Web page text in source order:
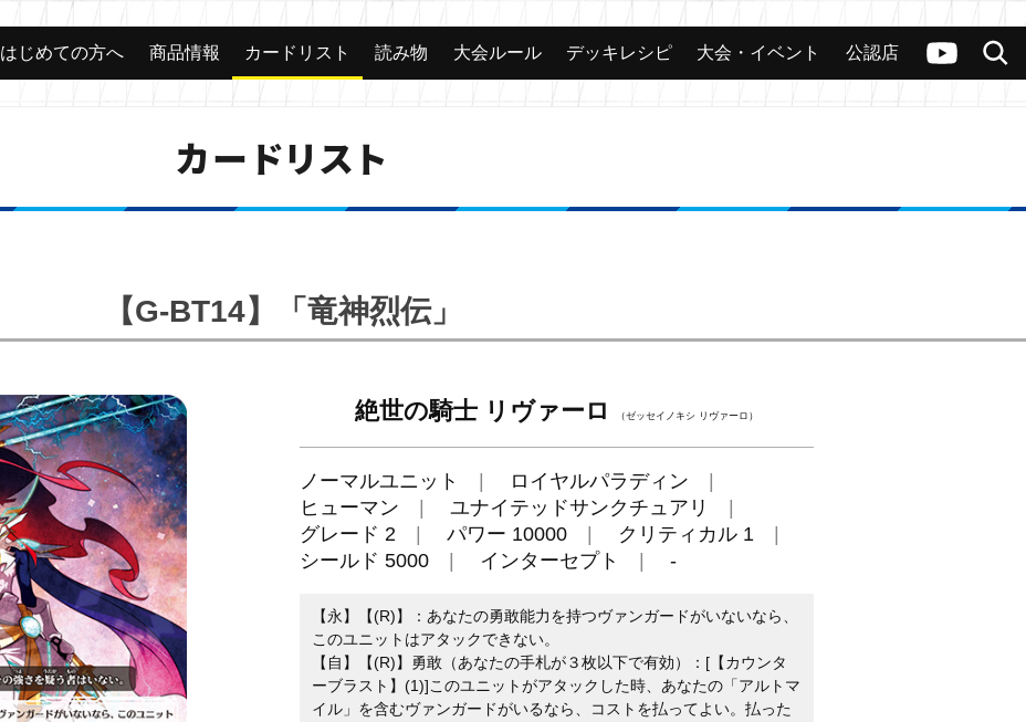
ヴァンガードch
検索
カード 大会 公認店舗 その他
はじめての方へ 商品情報 カードリスト 読み物 大会ルール デッキレシピ 大会・イベント 公認店
カードリスト
【G-BT14】「竜神烈伝」
絶世の騎士 リヴァーロ （ゼッセイノキシ リヴァーロ）
ノーマルユニット
ロイヤルパラディン
ヒューマン
ユナイテッドサンクチュアリ
グレード 2
パワー 10000
クリティカル 1
シールド 5000
インターセプト -
【永】【(R)】：あなたの勇敢能力を持つヴァンガードがいないなら、
このユニットはアタックできない。
【自】【(R)】勇敢（あなたの手札が３枚以下で有効）：[【カウンタ
ーブラスト】(1)]このユニットがアタックした時、あなたの「アルトマ
イル」を含むヴァンガードがいるなら、コストを払ってよい。払った